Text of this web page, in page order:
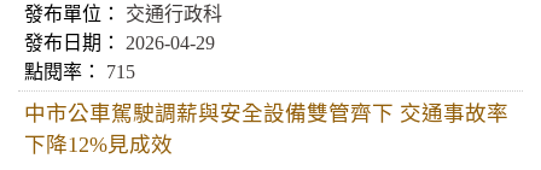
交通行政科
2026-04-29
715
中市公車駕駛調薪與安全設備雙管齊下 交通事故率
下降12%見成效